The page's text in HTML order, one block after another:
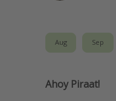
Aug Sep
Ahoy Piraat!